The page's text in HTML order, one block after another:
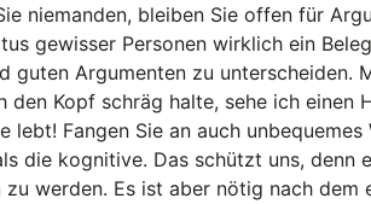
niemanden, bleiben Sie offen für
gewisser Personen wirklich ein
Argumenten zu unterscheiden.
den Kopf schräg halte, sehe ich
lebt! Fangen Sie an auch
die kognitive. Das schützt uns,
werden. Es ist aber nötig nach